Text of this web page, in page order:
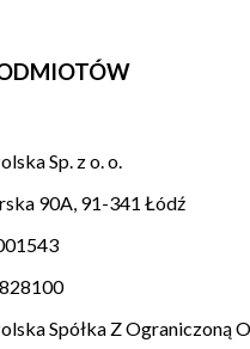
Sp. z o. o.
90A, 91-341 Łódź
Spółka Z Ograniczoną